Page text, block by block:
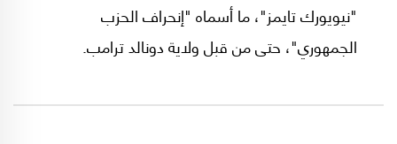
"نيويورك تايمز"، ما أسماه "إنحراف الحزب
الجمهوري"، حتى من قبل ولاية دونالد ترامب.